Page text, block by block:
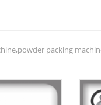
packing